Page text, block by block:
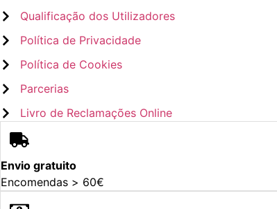
Qualificação dos Utilizadores
Política de Privacidade
Política de Cookies
Parcerias
Livro de Reclamações Online
Envio gratuito
Encomendas > 60€